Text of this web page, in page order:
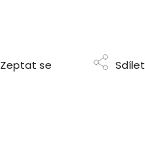
Zeptat se Sdílet